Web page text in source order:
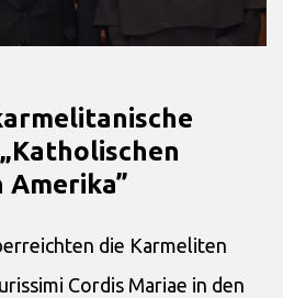
die Karmeliten
Cordis Mariae in den